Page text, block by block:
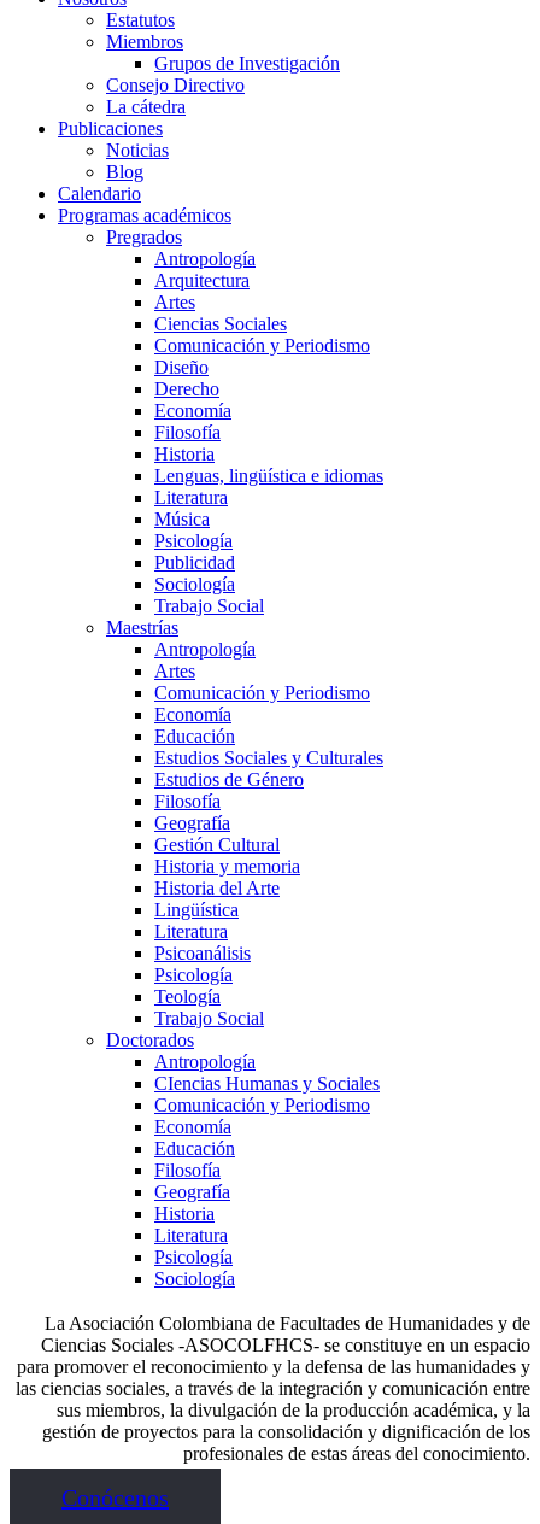
Estatutos
Miembros
Grupos de Investigación
Consejo Directivo
La cátedra
Publicaciones
Noticias
Blog
Calendario
Programas académicos
Pregrados
Antropología
Arquitectura
Artes
Ciencias Sociales
Comunicación y Periodismo
Diseño
Derecho
Economía
Filosofía
Historia
Lenguas, lingüística e idiomas
Literatura
Música
Psicología
Publicidad
Sociología
Trabajo Social
Maestrías
Antropología
Artes
Comunicación y Periodismo
Economía
Educación
Estudios Sociales y Culturales
Estudios de Género
Filosofía
Geografía
Gestión Cultural
Historia y memoria
Historia del Arte
Lingüística
Literatura
Psicoanálisis
Psicología
Teología
Trabajo Social
Doctorados
Antropología
CIencias Humanas y Sociales
Comunicación y Periodismo
Economía
Educación
Filosofía
Geografía
Historia
Literatura
Psicología
Sociología
La Asociación Colombiana de Facultades de Humanidades y de
Ciencias Sociales -ASOCOLFHCS- se constituye en un espacio
para promover el reconocimiento y la defensa de las humanidades y
las ciencias sociales, a través de la integración y comunicación entre
sus miembros, la divulgación de la producción académica, y la
gestión de proyectos para la consolidación y dignificación de los
profesionales de estas áreas del conocimiento.
Conócenos